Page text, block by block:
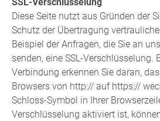
Diese Seite nutzt aus Gründen der
Schutz der Übertragung
Beispiel der Anfragen, die Sie an
senden, eine SSL-Verschlüsselung.
Verbindung erkennen Sie daran,
Browsers von http:// auf https://
Schloss-Symbol in Ihrer
Verschlüsselung aktiviert ist,